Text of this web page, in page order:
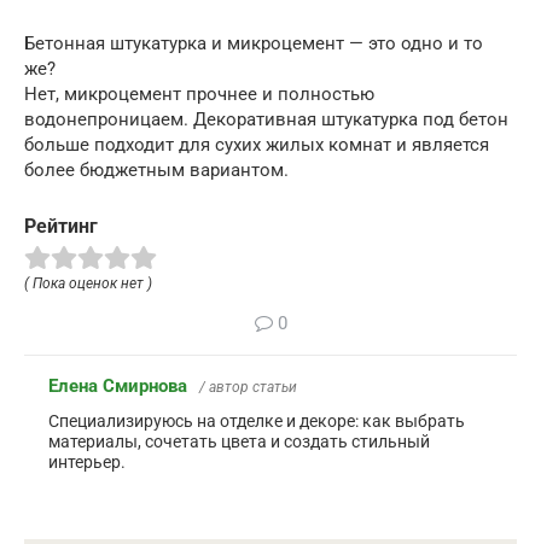
Бетонная штукатурка и микроцемент — это одно и то
же?
Нет, микроцемент прочнее и полностью
водонепроницаем. Декоративная штукатурка под бетон
больше подходит для сухих жилых комнат и является
более бюджетным вариантом.
Рейтинг
( Пока оценок нет )
0
Елена Смирнова / автор статьи
Специализируюсь на отделке и декоре: как выбрать
материалы, сочетать цвета и создать стильный
интерьер.